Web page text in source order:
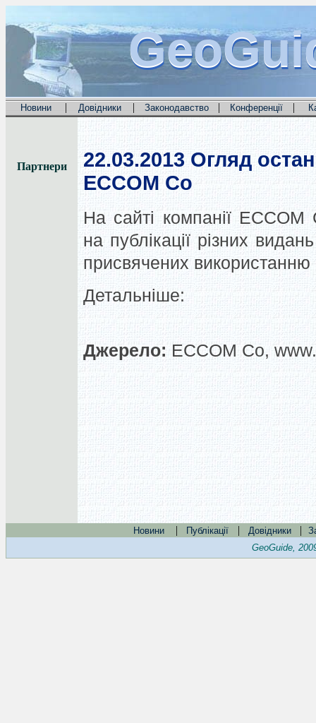
Новини | Довідники | Законодавство | Конференції |
Партнери 22.03.2013 Огляд
ECCOM Co
На сайті компанії
на публікації різних
присвячених використанню
Детальніше:
Джерело: ECCOM Co,
Новини | Публікації | Довідники |
GeoGuide,